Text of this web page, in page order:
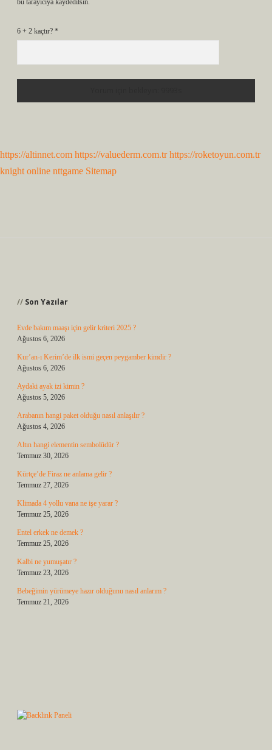
bu tarayıcıya kaydedilsin.
6 + 2 kaçtır? *
https://altinnet.com https://valuederm.com.tr https://roketoyun.com.tr
knight online nttgame Sitemap
Son Yazılar
Evde bakım maaşı için gelir kriteri 2025 ?
Ağustos 6, 2026
Kur’an-ı Kerim’de ilk ismi geçen peygamber kimdir ?
Ağustos 6, 2026
Aydaki ayak izi kimin ?
Ağustos 5, 2026
Arabanın hangi paket olduğu nasıl anlaşılır ?
Ağustos 4, 2026
Altın hangi elementin sembolüdür ?
Temmuz 30, 2026
Kürtçe’de Firaz ne anlama gelir ?
Temmuz 27, 2026
Klimada 4 yollu vana ne işe yarar ?
Temmuz 25, 2026
Entel erkek ne demek ?
Temmuz 25, 2026
Kalbi ne yumuşatır ?
Temmuz 23, 2026
Bebeğimin yürümeye hazır olduğunu nasıl anlarım ?
Temmuz 21, 2026